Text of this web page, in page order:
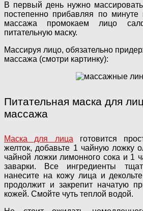
В первый день нужно
постепенно прибавляя по
массажа промокаем лицо
питательную маску.
Массируя лицо, обязательно
массажа (смотри картинку):
Питательная маска для
массажа
Маска для лица готовится
желток, добавьте 1 чайную ложку
чайной ложки лимонного сока и 1
заварки. Все ингредиенты
нанесите на кожу лица и
продолжит и закрепит начатую
кожей. Смойте чуть теплой водой.